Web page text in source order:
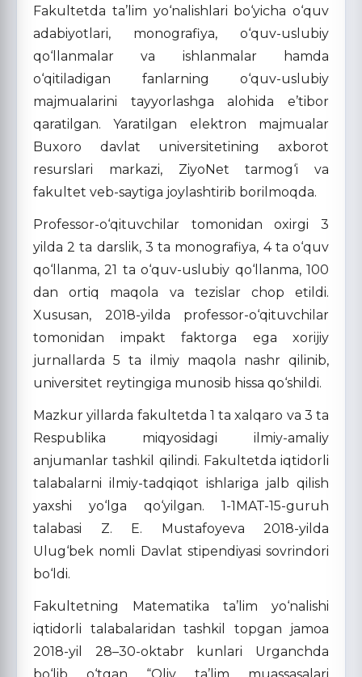
Fakultetda ta’lim yo‘nalishlari bo‘yicha o‘quv
adabiyotlari, monografiya, o‘quv-uslubiy
qo‘llanmalar va ishlanmalar hamda
o‘qitiladigan fanlarning o‘quv-uslubiy
majmualarini tayyorlashga alohida e’tibor
qaratilgan. Yaratilgan elektron majmualar
Buxoro davlat universitetining axborot
resurslari markazi, ZiyoNet tarmog‘i va
fakultet veb-saytiga joylashtirib borilmoqda.
Professor-o‘qituvchilar tomonidan oxirgi 3
yilda 2 ta darslik, 3 ta monografiya, 4 ta o‘quv
qo‘llanma, 21 ta o‘quv-uslubiy qo‘llanma, 100
dan ortiq maqola va tezislar chop etildi.
Xususan, 2018-yilda professor-o‘qituvchilar
tomonidan impakt faktorga ega xorijiy
jurnallarda 5 ta ilmiy maqola nashr qilinib,
universitet reytingiga munosib hissa qo‘shildi.
Mazkur yillarda fakultetda 1 ta xalqaro va 3 ta
Respublika miqyosidagi ilmiy-amaliy
anjumanlar tashkil qilindi. Fakultetda iqtidorli
talabalarni ilmiy-tadqiqot ishlariga jalb qilish
yaxshi yo‘lga qo‘yilgan. 1-1MAT-15-guruh
talabasi Z. E. Mustafoyeva 2018-yilda
Ulug‘bek nomli Davlat stipendiyasi sovrindori
bo‘ldi.
Fakultetning Matematika ta’lim yo‘nalishi
iqtidorli talabalaridan tashkil topgan jamoa
2018-yil 28–30-oktabr kunlari Urganchda